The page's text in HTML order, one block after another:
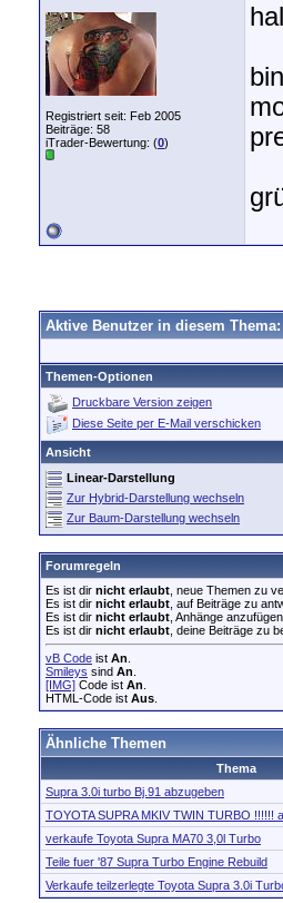
Registriert seit: Feb 2005
Beiträge: 58
iTrader-Bewertung: (0)
Aktive Benutzer in diesem Thema:
Themen-Optionen
Druckbare Version zeigen
Diese Seite per E-Mail verschicken
Ansicht
Linear-Darstellung
Zur Hybrid-Darstellung wechseln
Zur Baum-Darstellung wechseln
Forumregeln
Es ist dir nicht erlaubt , neue Themen zu
Es ist dir nicht erlaubt , auf Beiträge zu
Es ist dir nicht erlaubt , Anhänge anzufügen.
Es ist dir nicht erlaubt , deine Beiträge zu
vB Code ist An
Smileys sind An
[IMG] Code ist An
HTML-Code ist Aus
Ähnliche Themen
Thema
Supra 3.0i turbo Bj.91 abzugeben
TOYOTA SUPRA MKIV TWIN TURBO !!!!!!
verkaufe Toyota Supra MA70 3,0l Turbo
Teile fuer '87 Supra Turbo Engine Rebuild
Verkaufe teilzerlegte Toyota Supra 3.0i